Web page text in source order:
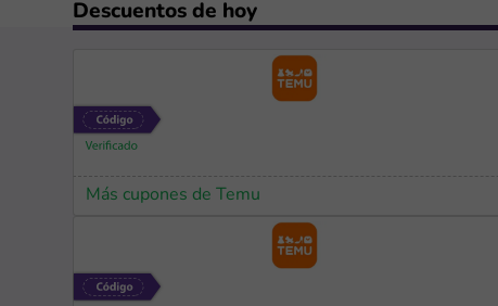
Descuentos de hoy
Más cupones de Temu